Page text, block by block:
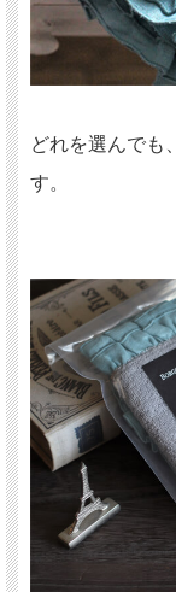
どれを選んでも
す。